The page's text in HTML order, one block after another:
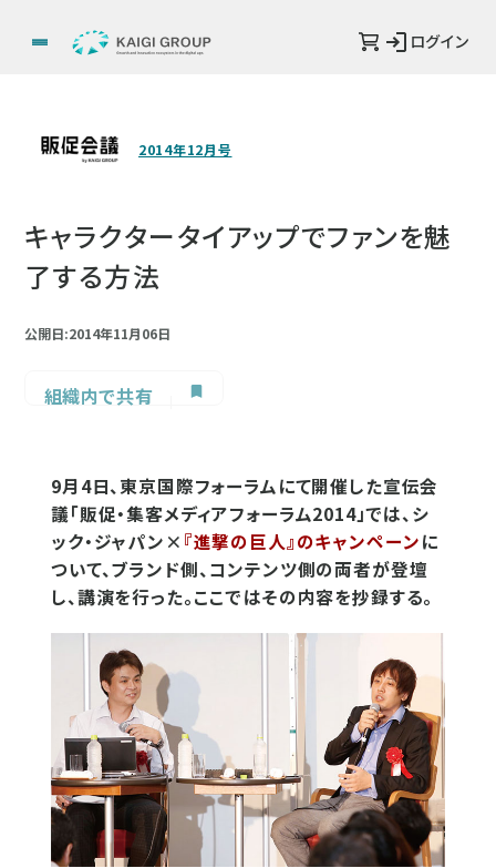
ログイン
2014年12月号
キャラクタータイアップでファンを魅
了する方法
公開日:2014年11月06日
組織内で共有
9月4日、東京国際フォーラムにて開催した宣伝会
議「販促・集客メディアフォーラム2014」では、シ
ック・ジャパン× 『進撃の巨人』のキャンペーンに
ついて、ブランド側、コンテンツ側の両者が登壇
し、講演を行った。ここではその内容を抄録する。